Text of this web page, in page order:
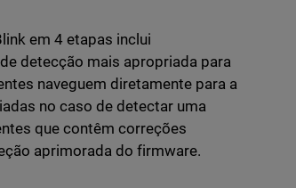
em 4 etapas inclui
detecção mais apropriada para
naveguem diretamente para a
no caso de detectar uma
que contêm correções
aprimorada do firmware.